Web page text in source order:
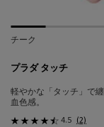
チーク
プラダ タッチ
軽やかな「タッチ」で
血色感。
4.5 (2)